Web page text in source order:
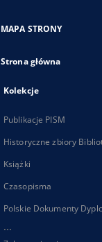
MAPA STRONY
Strona główna
Kolekcje
Publikacje PISM
Historyczne zbiory
Książki
Czasopisma
Polskie Dokumenty
...